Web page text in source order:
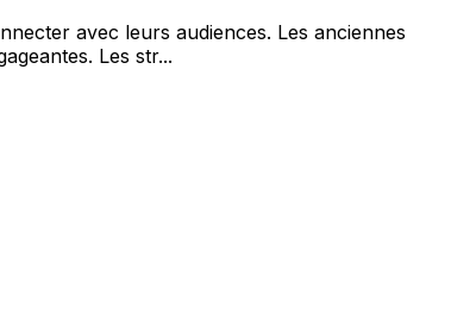
avec leurs audiences. Les anciennes
Les str...